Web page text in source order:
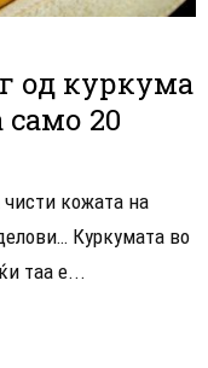
од куркума
само 20
чисти кожата на
Куркумата во
таа е...